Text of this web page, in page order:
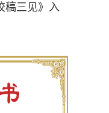
稿三见》入